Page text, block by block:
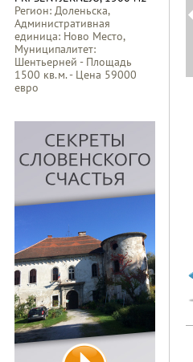
Регион: Доленьска,
Административная
единица: Ново Место,
Муниципалитет:
Шентьерней - Площадь
1500 кв.м. - Цена 59000
евро